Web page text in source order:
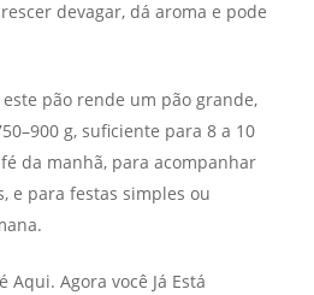
devagar, dá aroma e pode
pão rende um pão grande,
g, suficiente para 8 a 10
da manhã, para acompanhar
e para festas simples ou
Aqui. Agora você Já Está